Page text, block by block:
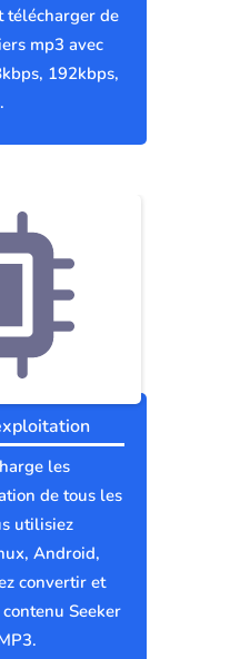
télécharger de
mp3 avec
192kbps,
les
de tous les
utilisiez
Android,
convertir et
Seeker